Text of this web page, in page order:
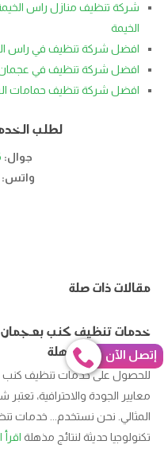
شركة تنظيف منازل راس
الخيمة
افضل شركة تنظيف في راس
افضل شركة تنظيف في
افضل شركة تنظيف حمامات
لطلب
جوال:
واتس:
مقالات ذات صلة
خدمات تنظيف كنب بعجمان
حديثة لنتائج مذهلة
للحصول على خدمات تنظيف كنب
معايير الجودة والاحترافية، تعتبر
المثالي. نحن نستخدم... خدمات
تكنولوجيا حديثة لنتائج مذهلة اقرأ
إتصل الآن